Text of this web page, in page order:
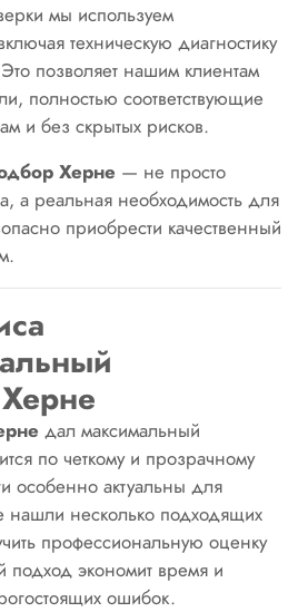
мы используем
техническую диагностику
позволяет нашим клиентам
полностью соответствующие
и без скрытых рисков.
Херне — не просто
а реальная необходимость для
приобрести качественный
дал максимальный
по четкому и прозрачному
особенно актуальны для
нашли несколько подходящих
профессиональную оценку
подход экономит время и
ошибок.